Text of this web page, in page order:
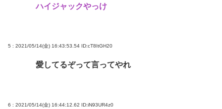
中年層が「ちいかわ」にハマる理由www
ハイジャックやっけ
5 : 2021/05/14(金) 16:43:53.54 ID:cT8ItGH20
愛してるぞって言ってやれ
6 : 2021/05/14(金) 16:44:12.62 ID:iN93UR4z0